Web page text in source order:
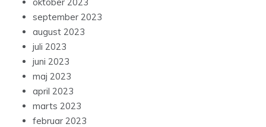
september 2023
august 2023
juli 2023
juni 2023
maj 2023
april 2023
marts 2023
februar 2023